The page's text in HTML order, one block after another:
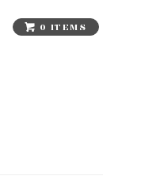
0 ITEMS